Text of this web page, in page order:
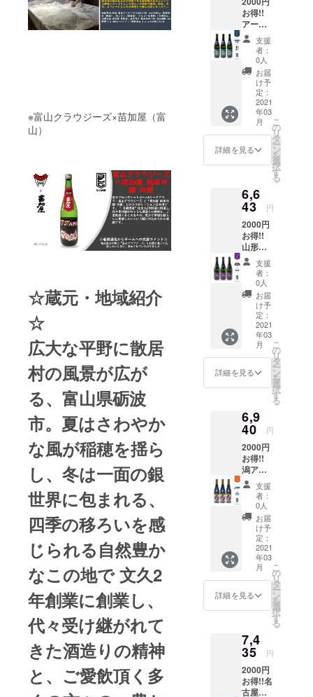
※富山クラウジーズ×苗加屋（富
山）
☆蔵元・地域紹介
☆
広大な平野に散居
村の風景が広が
る、富山県砺波
市。夏はさわやか
な風が稲穂を揺ら
し、冬は一面の銀
世界に包まれる、
四季の移ろいを感
じられる自然豊か
なこの地で 文久2
年創業に創業し、
代々受け継がれて
きた酒造りの精神
と、ご愛飲頂く多
日本酒
度:2 酸
度:１.３
味わい
マップ :
濃醇辛
口 おス
スメの
飲み方:
ローチ
で世界
に広げ
ていま
す。 保
存方
法：
15℃以
下の冷
暗所(冷
蔵庫を
推奨) 原
材料：
米・米
度数：
14% 成
料米：
酒の
華、雪
化粧 精
米歩
合：
55% 日
本酒
度：-50
酸度：
2.8 味わ
いマッ
醇甘口
おスス
冷・
ロック
ション
日本酒
です。
文久三
年創
業”滝澤
酒造株
式会
社”はロ
ンドン
で開催
される
世界最
大のコ
てゴー
ルドメ
ダル賞
を受賞
してい
ます。
保存方
法: 常温
製品サ
イ
ズ:83×8
3×273
(mm)
1200(g)
原材
料：米
（国
米）、
醸造ア
ル アル
コール
度数：
17 成分
米：山
田錦 精
米歩
合：
40％ 日
本酒
度：+５
1.1 味わ
いマッ
おスス
メの飲
み方：
冷
お得!!
アース
フレン
ズ東京Z
× 澤乃
井 特別
純米（3
本セッ
ト）+お
礼の
メール
法律に
より20
歳未満
の酒類
や飲酒
は禁止
されて
おり、
酒類の
販売に
は年齢
確認が
義務付
けられ
ていま
す。 ※
ラベル
の形状
上 肩
ラベル
にシワ
ますの
でご了
承くだ
さい ☆
蔵元・
地元紹
介☆
「清酒
澤乃井
醸造
元 小
澤酒造
株式会
社」江
戸時
代、元
禄１５
業。以
来３０
わたり
澤乃井
支援
者：
0人
お届
け予
定：
2021
年03
月
詳細を見る
こ
の
リ
タ
ー
ン
を
選
択
す
る
6,6
43 円
2000円
お得!!
山形ワ
イヴァ
ンズ ×
米鶴ス
パーク
リング
(3本
セッ
ト）+お
礼の
メール
法律に
より20
歳未満
の購入
や飲酒
は禁止
されて
おり、
酒類の
販売に
は年齢
確認が
義務付
けられ
ていま
す。 ※
ラベル
の形状
上 肩
ラベル
性あり
ますの
でご了
承くだ
さい ☆
支援
者：
0人
お届
け予
定：
2021
年03
月
詳細を見る
こ
の
リ
タ
ー
ン
を
選
択
す
る
6,9
40 円
2000円
お得!!
潟アル
ビレッ
クスBB
× 柏露
大吟醸
(3本
セッ
ト）+お
礼の
メール
法律に
より20
歳未満
の酒類
や飲酒
は禁止
されて
おり、
酒類の
販売に
支援
者：
0人
お届
け予
定：
2021
年03
月
詳細を見る
こ
の
リ
タ
ー
ン
を
選
択
す
る
7,4
35 円
2000円
お得!!名
古屋ダ